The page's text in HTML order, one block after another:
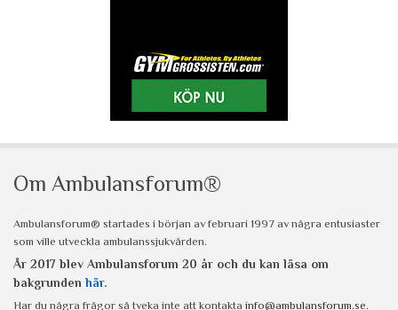
Om Ambulansforum®
Ambulansforum® startades i början av februari 1997 av några entusiaster
som ville utveckla ambulanssjukvården.
År 2017 blev Ambulansforum 20 år och du kan läsa om
bakgrunden här.
Har du några frågor så tveka inte att kontakta info@ambulansforum.se.